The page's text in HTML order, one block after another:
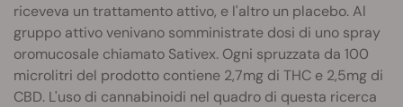
riceveva un trattamento attivo, e l'altro un placebo. Al
gruppo attivo venivano somministrate dosi di uno spray
oromucosale chiamato Sativex. Ogni spruzzata da 100
microlitri del prodotto contiene 2,7mg di THC e 2,5mg di
CBD. L'uso di cannabinoidi nel quadro di questa ricerca